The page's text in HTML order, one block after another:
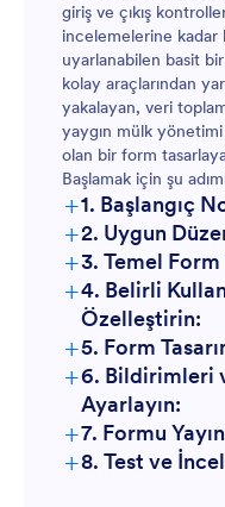
giriş ve çıkış
incelemelerine
uyarlanabilen basit
kolay araçlarından
yakalayan, veri
yaygın mülk yönetimi
olan bir form
Başlamak için şu
+1. Başlangıç
+2. Uygun
+3. Temel Form
+4. Belirli
Özelleştirin:
+5. Form
+6. Bildirimleri
Ayarlayın:
+7. Formu
+8. Test ve